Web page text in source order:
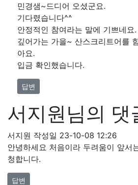
민경샘~드디어 오셨군요.
기다렸습니다^^
안정적인 참여라는 말에 기쁘네요.
깊어가는 가을~ 산스크리트어를
아요.
입금 확인했습니다.
답변
서지원님의 댓
서지원 작성일 23-10-08 12:26
안녕하세요 처음이라 두려움이 앞서
청합니다.
답변